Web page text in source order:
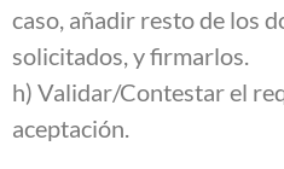
caso, añadir resto de los
solicitados, y firmarlos.
h) Validar/Contestar el
aceptación.